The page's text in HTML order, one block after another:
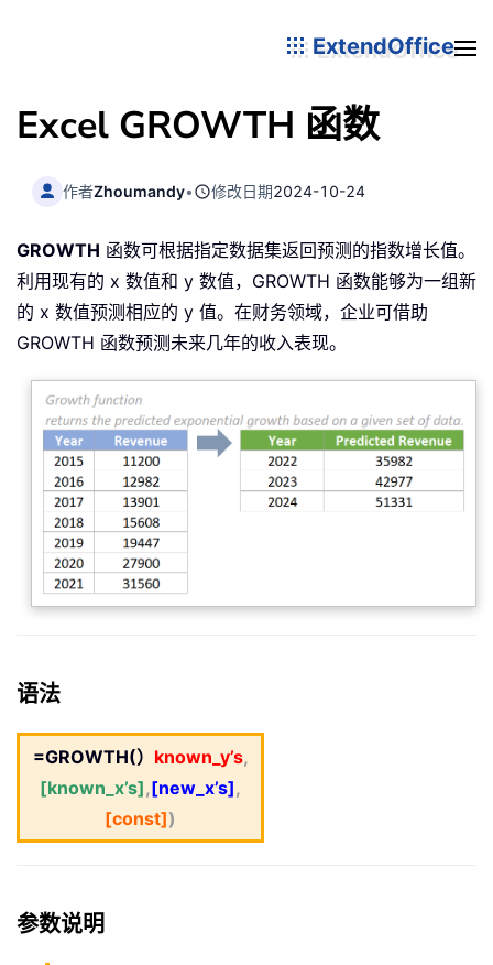
ExtendOffice
Excel GROWTH 函数
作者Zhoumandy• 修改日期2024-10-24
GROWTH 函数可根据指定数据集返回预测的指数增长值。
利用现有的 x 数值和 y 数值，GROWTH 函数能够为一组新
的 x 数值预测相应的 y 值。在财务领域，企业可借助
GROWTH 函数预测未来几年的收入表现。
语法
=GROWTH(） known_y’s,
[known_x’s],[new_x’s],
[const])
参数说明